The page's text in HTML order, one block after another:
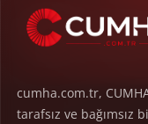
cumha.com.tr,
tarafsız ve bağımsız